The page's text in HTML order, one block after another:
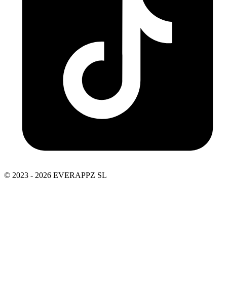
© 2023 - 2026 EVERAPPZ SL